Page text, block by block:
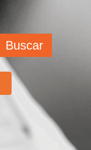
Buscar